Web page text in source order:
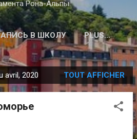
Рона-Альпы.
В ШКОЛУ PLUS…
avril, 2020 TOUT AFFICHER